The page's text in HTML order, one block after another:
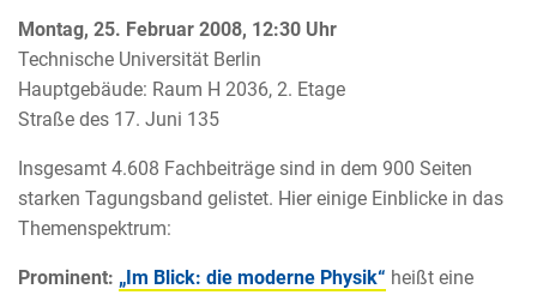
Montag, 25. Februar 2008, 12:30 Uhr
Technische Universität Berlin
Hauptgebäude: Raum H 2036, 2. Etage
Straße des 17. Juni 135
Insgesamt 4.608 Fachbeiträge sind in dem 900 Seiten
starken Tagungsband gelistet. Hier einige Einblicke in das
Themenspektrum:
Prominent: „Im Blick: die moderne Physik“ heißt eine